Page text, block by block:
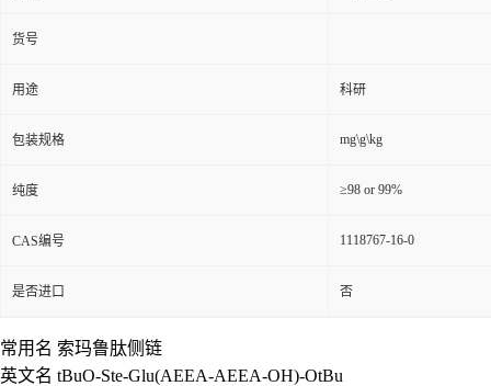
货号
用途 科研
包装规格 mg\g\kg
纯度 ≥98 or 99%
CAS编号 1118767-16-0
是否进口 否
常用名 索玛鲁肽侧链
英文名 tBuO-Ste-Glu(AEEA-AEEA-OH)-OtBu